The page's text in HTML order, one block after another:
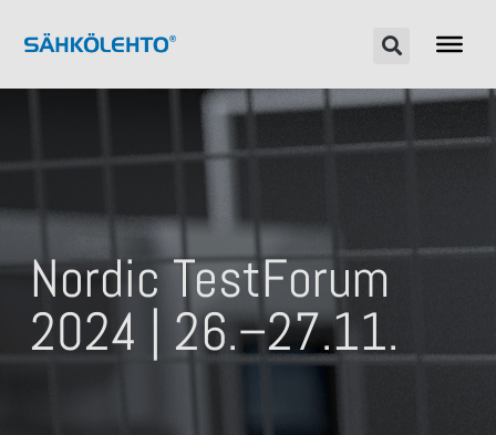
Nordic TestForum
2024 | 26.–27.11.